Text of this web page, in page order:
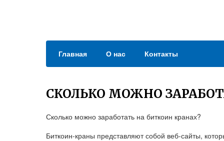
Главная О нас Контакты
СКОЛЬКО МОЖНО
Сколько можно заработать на биткоин кранах?
Биткоин-краны представляют собой веб-сайты,